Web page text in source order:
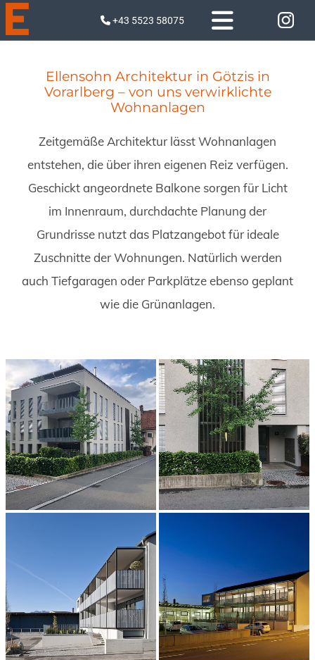
 +43 5523 58075
Ellensohn Architektur in Götzis in
Vorarlberg – von uns verwirklichte
Wohnanlagen
Zeitgemäße Architektur lässt Wohnanlagen
entstehen, die über ihren eigenen Reiz verfügen.
Geschickt angeordnete Balkone sorgen für Licht
im Innenraum, durchdachte Planung der
Grundrisse nutzt das Platzangebot für ideale
Zuschnitte der Wohnungen. Natürlich werden
auch Tiefgaragen oder Parkplätze ebenso geplant
wie die Grünanlagen.